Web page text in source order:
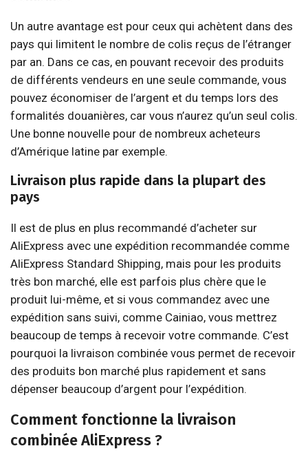
Un autre avantage est pour ceux qui achètent dans des
pays qui limitent le nombre de colis reçus de l’étranger
par an. Dans ce cas, en pouvant recevoir des produits
de différents vendeurs en une seule commande, vous
pouvez économiser de l’argent et du temps lors des
formalités douanières, car vous n’aurez qu’un seul colis.
Une bonne nouvelle pour de nombreux acheteurs
d’Amérique latine par exemple.
Livraison plus rapide dans la plupart des
pays
Il est de plus en plus recommandé d’acheter sur
AliExpress avec une expédition recommandée comme
AliExpress Standard Shipping, mais pour les produits
très bon marché, elle est parfois plus chère que le
produit lui-même, et si vous commandez avec une
expédition sans suivi, comme Cainiao, vous mettrez
beaucoup de temps à recevoir votre commande. C’est
pourquoi la livraison combinée vous permet de recevoir
des produits bon marché plus rapidement et sans
dépenser beaucoup d’argent pour l’expédition.
Comment fonctionne la livraison
combinée AliExpress ?